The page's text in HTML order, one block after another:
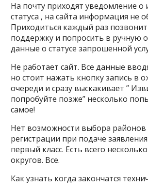
На почту приходят уведомление о
статуса , на сайта информация не
Приходиться каждый раз
поддержку и попросить в ручную
данные о статусе запрошенной
Не работает сайт. Все данные
но стоит нажать кнопку запись в
очереди и сразу выскакивает ”
попробуйте позже” несколько
самое!
Нет возможности выбора районов
регистрации при подаче
первый класс. Есть всего
округов. Все.
Как узнать когда закончатся